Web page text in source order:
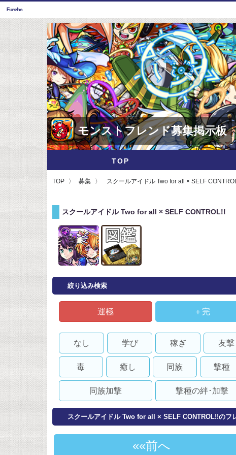
モンストフレンド募集掲示板
TOP
TOP 募集 スクールアイドル Two for all × SELF
スクールアイドル Two for all × SELF CONTROL!!
絞り込み検索
運極 ＋完
なし 学び 稼ぎ 友撃
毒 癒し 同族 撃種
同族加撃 撃種の絆･加撃
スクールアイドル Two for all × SELF CONTROL!!のフ
«前へ